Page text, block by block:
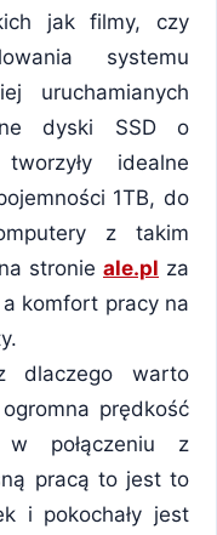
jak filmy, czy
systemu
uruchamianych
dyski SSD o
idealne
1TB, do
z takim
stronie ale.pl za
komfort pracy na
dlaczego warto
prędkość
połączeniu z
pracą to jest to
i pokochały jest